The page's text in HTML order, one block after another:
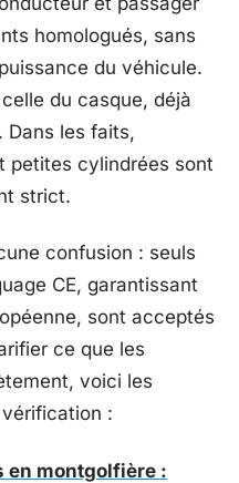
homologués, sans
du véhicule.
du casque, déjà
Dans les faits,
petites cylindrées sont
strict.
confusion : seuls
CE, garantissant
sont acceptés
ce que les
voici les
:
en montgolfière :